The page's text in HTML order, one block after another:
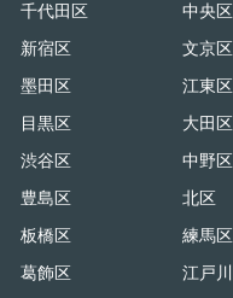
千代田区 中央区
新宿区
文京区
墨田区
江東区
目黒区
大田区
渋谷区
中野区
豊島区
北区
板橋区
練馬区
葛飾区
江戸